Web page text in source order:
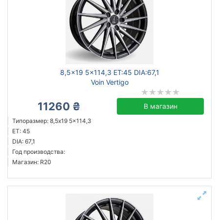
8,5x19 5x114,3 ET:45 DIA:67,1
Voin Vertigo
11260 ₴ В магазин
Типоразмер: 8,5x19 5x114,3
ET: 45
DIA: 67,1
Год производства:
Магазин: R20